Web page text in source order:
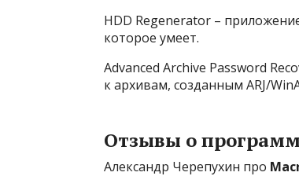
HDD Regenerator –
которое умеет.
Advanced Archive Password
к архивам, созданным ARJ/
Отзывы о
Александр Черепухин про